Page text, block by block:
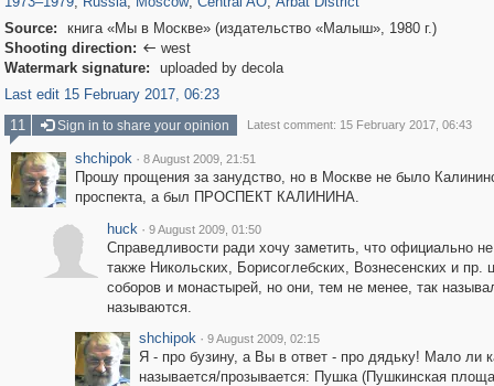
Source:
книга «Мы в Москве» (издательство «Малыш», 1980 г.)
Shooting direction:  west
Watermark signature:
uploaded by decola
Last edit 15 February 2017, 06:23
11
Sign in to share your opinion Latest comment: 15 February 2017, 06:43
shchipok · 8 August 2009, 21:51
Прошу прощения за занудство, но в Москве не было
проспекта, а был ПРОСПЕКТ КАЛИНИНА.
huck · 9 August 2009, 01:50
Справедливости ради хочу заметить, что официально
также Никольских, Борисоглебских, Вознесенских и пр.
соборов и монастырей, но они, тем не менее, так
называются.
shchipok · 9 August 2009, 02:15
Я - про бузину, а Вы в ответ - про дядьку! Мало ли
называется/прозывается: Пушка (Пушкинская